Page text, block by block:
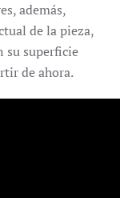
además,
de la pieza,
su superficie
de ahora.